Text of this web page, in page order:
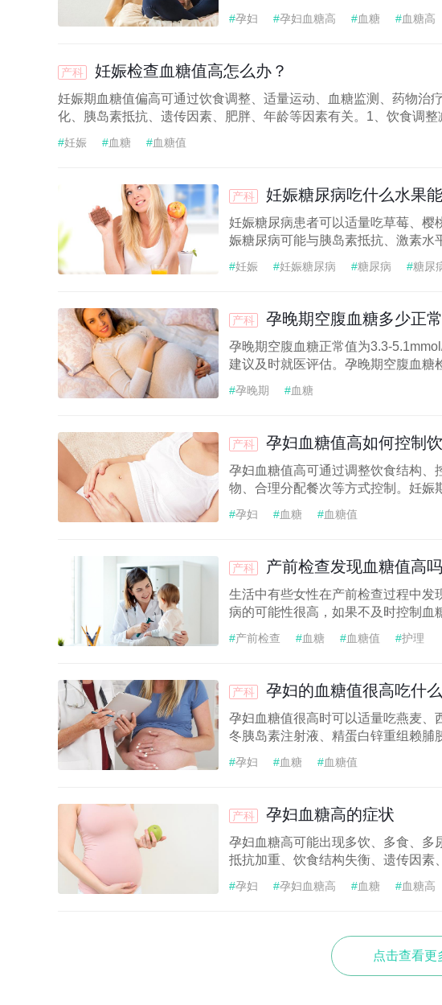
#孕妇 #孕妇血糖高 #血糖 #血糖高
产科 妊娠检查血糖值高怎么办？
妊娠期血糖值偏高可通过饮食调整、适量运动、血糖监测、药物治
化、胰岛素抵抗、遗传因素、肥胖、年龄等因素有关。1、饮食调
#妊娠 #血糖 #血糖值
产科 妊娠糖尿病吃什么水果
妊娠糖尿病患者可以适量吃草莓、樱
娠糖尿病可能与胰岛素抵抗、激素水
#妊娠 #妊娠糖尿病 #糖尿病 #糖尿
产科 孕晚期空腹血糖多少正常
孕晚期空腹血糖正常值为3.3-
建议及时就医评估。孕晚期空腹血糖
#孕晚期 #血糖
产科 孕妇血糖值高如何控制
孕妇血糖值高可通过调整饮食结构、
物、合理分配餐次等方式控制。妊娠
#孕妇 #血糖 #血糖值
产科 产前检查发现血糖值高
生活中有些女性在产前检查过程中发
病的可能性很高，如果不及时控制血
#产前检查 #血糖 #血糖值 #护理
产科 孕妇的血糖值很高吃什
孕妇血糖值很高时可以适量吃燕麦、
冬胰岛素注射液、精蛋白锌重组赖脯
#孕妇 #血糖 #血糖值
产科 孕妇血糖高的症状
孕妇血糖高可能出现多饮、多食、多
抵抗加重、饮食结构失衡、遗传因素
#孕妇 #孕妇血糖高 #血糖 #血糖高
点击查看更